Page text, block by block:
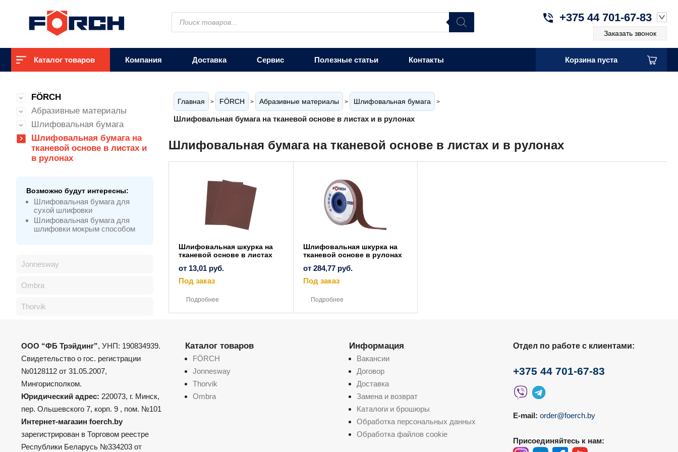
Поиск
товаров
+375 44 701-67-83
Заказать звонок
Каталог товаров Компания Доставка Сервис Полезные статьи Контакты Корзина пуста
Главная > FÖRCH > Абразивные материалы > Шлифовальная бумага >
Шлифовальная бумага на тканевой основе в листах и в рулонах
Шлифовальная бумага на тканевой основе в листах и в рулонах
Шлифовальная шкурка на
тканевой основе в листах
от 13,01 руб.
Под заказ
Подробнее
на
странице
Шлифовальная шкурка на
тканевой основе в рулонах
от 284,77 руб.
Под заказ
Подробнее
на
странице
товара.
FÖRCH
Абразивные материалы
Шлифовальная бумага
Шлифовальная бумага на
тканевой основе в листах и
в рулонах
Возможно будут интересны:
Шлифовальная бумага для
сухой шлифовки
Шлифовальная бумага для
шлифовки мокрым способом
Jonnesway
Ombra
Thorvik
ООО “ФБ Трэйдинг”, УНП: 190834939.
Свидетельство о гос. регистрации
№0128112 от 31.05.2007,
Мингорисполком.
Юридический адрес: 220073, г. Минск,
пер. Ольшевского 7, корп. 9 , пом. №101
Интернет-магазин foerch.by
зарегистрирован в Торговом реестре
Республики Беларусь №334203 от
Каталог товаров
FÖRCH
Jonnesway
Thorvik
Ombra
Информация
Вакансии
Договор
Доставка
Замена и возврат
Каталоги и брошюры
Обработка персональных данных
Обработка файлов cookie
Отдел по работе с клиентами:
+375 44 701-67-83
E-mail: order@foerch.by
Присоединяйтесь к нам: